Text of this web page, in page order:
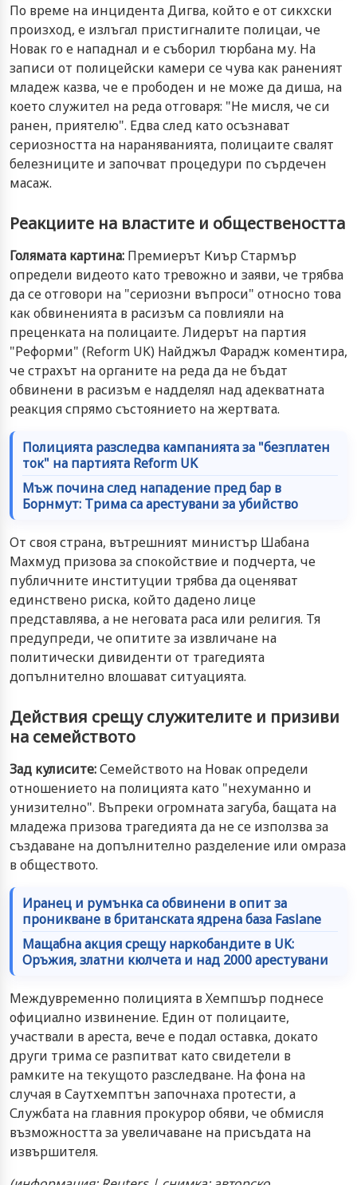
По време на инцидента Дигва, който е от сикхски
произход, е излъгал пристигналите полицаи, че
Новак го е нападнал и е съборил тюрбана му. На
записи от полицейски камери се чува как раненият
младеж казва, че е прободен и не може да диша, на
което служител на реда отговаря: "Не мисля, че си
ранен, приятелю". Едва след като осъзнават
сериозността на нараняванията, полицаите свалят
белезниците и започват процедури по сърдечен
масаж.
Реакциите на властите и обществеността
Голямата картина: Премиерът Киър Стармър
определи видеото като тревожно и заяви, че трябва
да се отговори на "сериозни въпроси" относно това
как обвиненията в расизъм са повлияли на
преценката на полицаите. Лидерът на партия
"Реформи" (Reform UK) Найджъл Фарадж коментира,
че страхът на органите на реда да не бъдат
обвинени в расизъм е надделял над адекватната
реакция спрямо състоянието на жертвата.
Полицията разследва кампанията за "безплатен
ток" на партията Reform UK
Мъж почина след нападение пред бар в
Борнмут: Трима са арестувани за убийство
От своя страна, вътрешният министър Шабана
Махмуд призова за спокойствие и подчерта, че
публичните институции трябва да оценяват
единствено риска, който дадено лице
представлява, а не неговата раса или религия. Тя
предупреди, че опитите за извличане на
политически дивиденти от трагедията
допълнително влошават ситуацията.
Действия срещу служителите и призиви
на семейството
Зад кулисите:Семейството на Новак определи
отношението на полицията като "нехуманно и
унизително". Въпреки огромната загуба, бащата на
младежа призова трагедията да не се използва за
създаване на допълнително разделение или омраза
в обществото.
Иранец и румънка са обвинени в опит за
проникване в британската ядрена база Faslane
Мащабна акция срещу наркобандите в UK:
Оръжия, златни кюлчета и над 2000 арестувани
Междувременно полицията в Хемпшър поднесе
официално извинение. Един от полицаите,
участвали в ареста, вече е подал оставка, докато
други трима се разпитват като свидетели в
рамките на текущото разследване. На фона на
случая в Саутхемптън започнаха протести, а
Службата на главния прокурор обяви, че обмисля
възможността за увеличаване на присъдата на
извършителя.